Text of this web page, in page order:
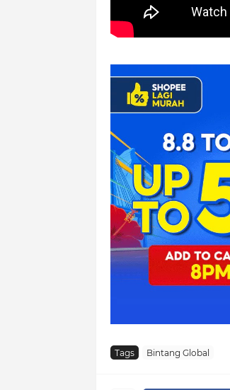
Tags Bintang Global